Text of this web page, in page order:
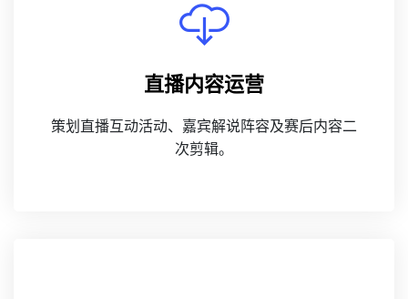
直播内容运营
策划直播互动活动、嘉宾解说阵容及赛后内容二
次剪辑。